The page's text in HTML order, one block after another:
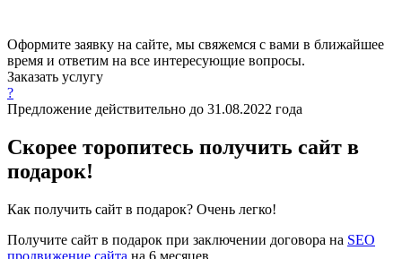
Оформите заявку на сайте, мы свяжемся с вами в ближайшее
время и ответим на все интересующие вопросы.
Заказать услугу
?
Предложение действительно до 31.08.2022 года
Скорее торопитесь получить сайт в
подарок!
Как получить сайт в подарок? Очень легко!
Получите сайт в подарок при заключении договора на SEO
продвижение сайта на 6 месяцев